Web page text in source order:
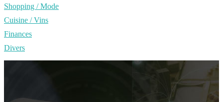
Shopping / Mode
Cuisine / Vins
Finances
Divers